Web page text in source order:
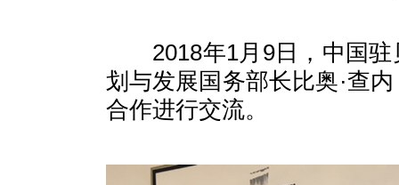
2018年1月9日，中国
划与发展国务部长比奥·查
合作进行交流。